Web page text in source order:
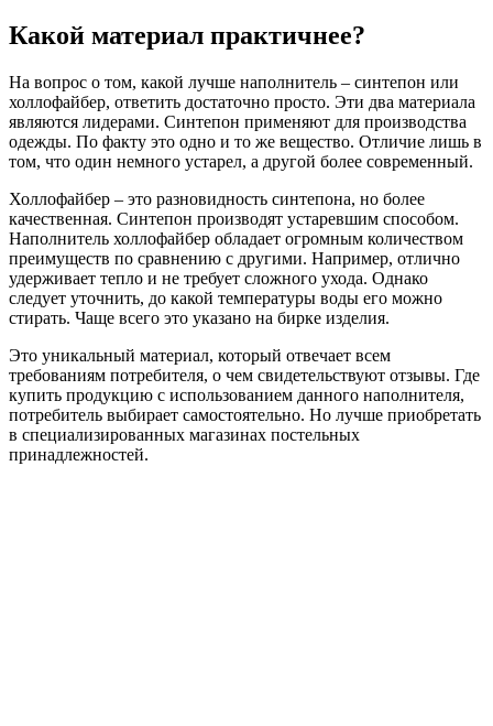
Какой материал практичнее?
На вопрос о том, какой лучше наполнитель – синтепон или
холлофайбер, ответить достаточно просто. Эти два материала
являются лидерами. Синтепон применяют для производства
одежды. По факту это одно и то же вещество. Отличие лишь в
том, что один немного устарел, а другой более современный.
Холлофайбер – это разновидность синтепона, но более
качественная. Синтепон производят устаревшим способом.
Наполнитель холлофайбер обладает огромным количеством
преимуществ по сравнению с другими. Например, отлично
удерживает тепло и не требует сложного ухода. Однако
следует уточнить, до какой температуры воды его можно
стирать. Чаще всего это указано на бирке изделия.
Это уникальный материал, который отвечает всем
требованиям потребителя, о чем свидетельствуют отзывы. Где
купить продукцию с использованием данного наполнителя,
потребитель выбирает самостоятельно. Но лучше приобретать
в специализированных магазинах постельных
принадлежностей.